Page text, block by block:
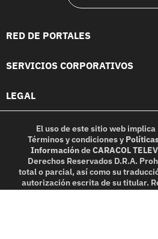
RED DE PORTALES
SERVICIOS CORPORATIVOS
LEGAL
El uso de este sitio web
Términos y condicionesy
InformacióndeCARACOL
Derechos Reservados D.R.A.
total o parcial, así como su
autorización escrita de su titular.
in part, or translation without